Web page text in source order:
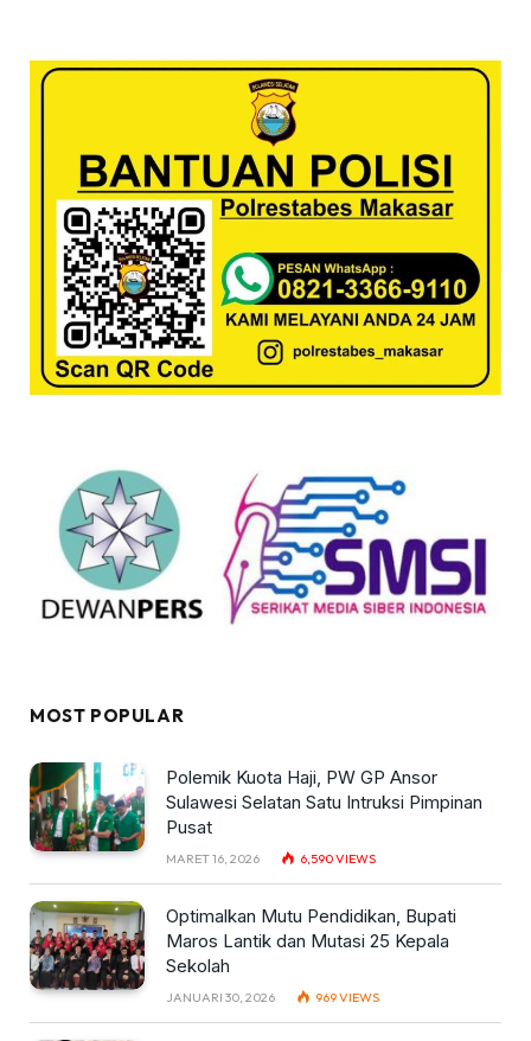
MOST POPULAR
Polemik Kuota Haji, PW GP Ansor
Sulawesi Selatan Satu Intruksi Pimpinan
Pusat
MARET 16, 2026 6,590VIEWS
Optimalkan Mutu Pendidikan, Bupati
Maros Lantik dan Mutasi 25 Kepala
Sekolah
JANUARI 30, 2026 969VIEWS